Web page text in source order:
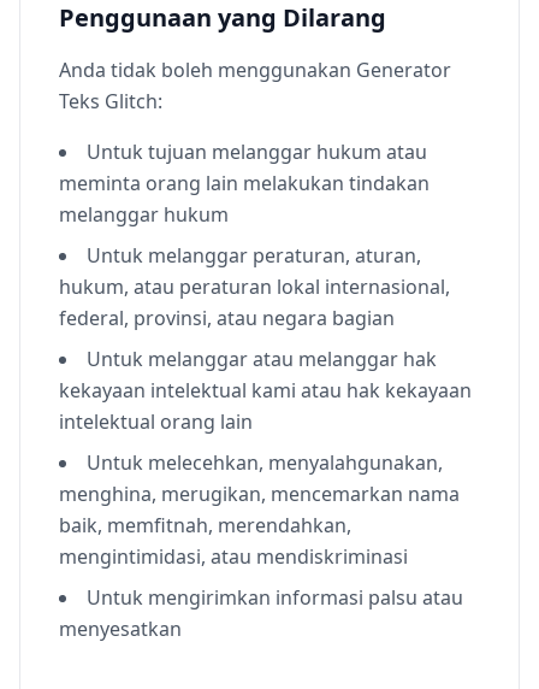
Penggunaan yang Dilarang
Anda tidak boleh menggunakan Generator
Teks Glitch:
Untuk tujuan melanggar hukum atau
meminta orang lain melakukan tindakan
melanggar hukum
Untuk melanggar peraturan, aturan,
hukum, atau peraturan lokal internasional,
federal, provinsi, atau negara bagian
Untuk melanggar atau melanggar hak
kekayaan intelektual kami atau hak kekayaan
intelektual orang lain
Untuk melecehkan, menyalahgunakan,
menghina, merugikan, mencemarkan nama
baik, memfitnah, merendahkan,
mengintimidasi, atau mendiskriminasi
Untuk mengirimkan informasi palsu atau
menyesatkan